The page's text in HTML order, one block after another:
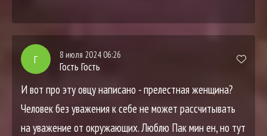
Г 8 июля 2024 06:26
Гость Гость
И вот про эту овцу написано - прелестная женщина?
Человек без уважения к себе не может рассчитывать
на уважение от окружающих. Люблю Пак мин ен, но тут